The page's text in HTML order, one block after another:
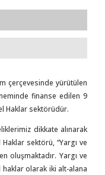
çerçevesinde yürütülen
finanse edilen 9
Haklar sektörüdür.
dikkate alınarak
sektörü, “Yargı ve
oluşmaktadır. Yargı ve
haklar olarak iki alt-alana